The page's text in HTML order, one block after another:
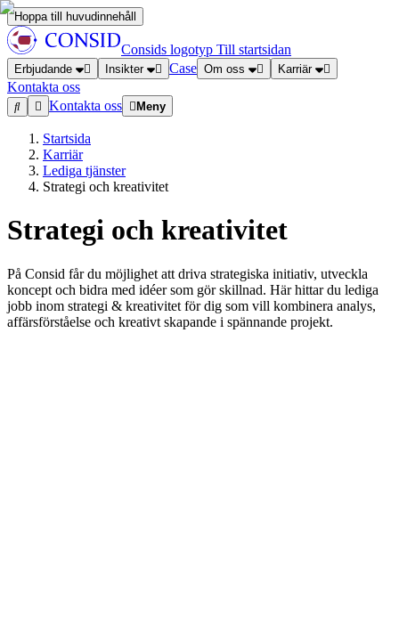
Hoppa till huvudinnehåll
Consids logotyp Till startsidan
Erbjudande Insikter Case Om oss Karriär
Kontakta oss
Kontakta oss
Meny
Startsida
Karriär
Lediga tjänster
Strategi och kreativitet
Strategi och kreativitet
På Consid får du möjlighet att driva strategiska initiativ, utveckla
koncept och bidra med idéer som gör skillnad. Här hittar du lediga
jobb inom strategi & kreativitet för dig som vill kombinera analys,
affärsförståelse och kreativt skapande i spännande projekt.